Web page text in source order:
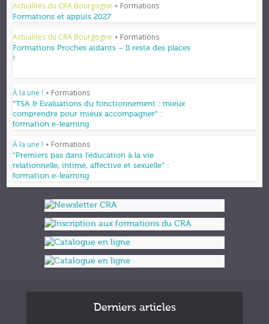
Actualités du CRA Bourgogne • Formations
Formations et appuis 2027
Actualités du CRA Bourgogne • Formations
Formations Proches aidants – Il reste des places
!
À la une ! • Formations
“TSA & Evaluations du fonctionnement : mieux
comprendre pour mieux accompagner” :
formation e-learning
À la une ! • Formations
“Premiers pas dans l’éducation à la vie
relationnelle, intime, affective et sexuelle” :
formation e-learning
Derniers articles